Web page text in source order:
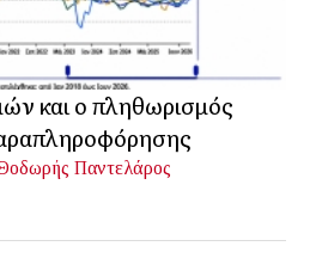
και ο πληθωρισμός
Παντελάρος